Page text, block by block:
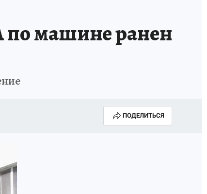
по машине ранен
ПОДЕЛИТЬСЯ